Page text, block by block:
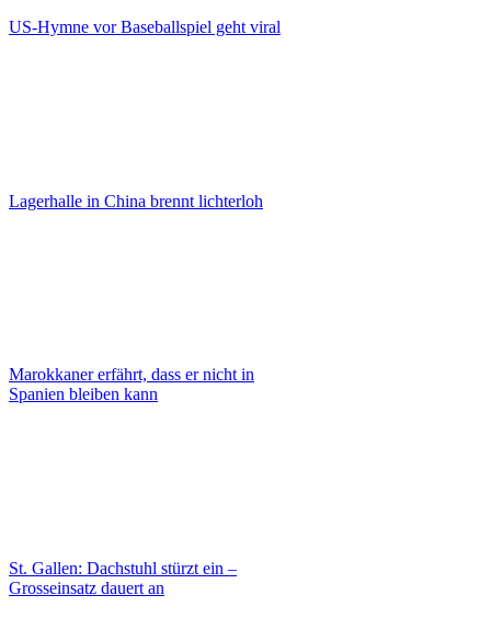
US-Hymne vor Baseballspiel geht viral
Lagerhalle in China brennt lichterloh
Marokkaner erfährt, dass er nicht in
Spanien bleiben kann
St. Gallen: Dachstuhl stürzt ein –
Grosseinsatz dauert an